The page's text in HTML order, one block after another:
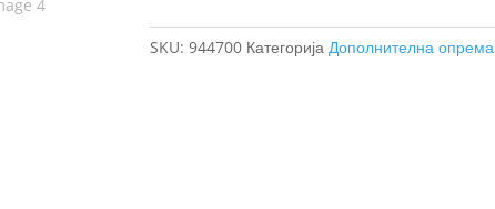
SKU: 944700 Категорија Дополнителна опрема